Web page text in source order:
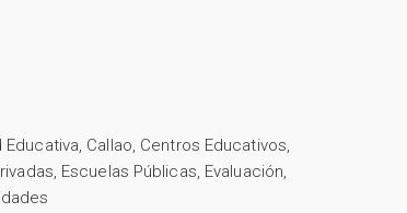
Educativa, Callao, Centros Educativos,
, Escuelas Públicas, Evaluación,